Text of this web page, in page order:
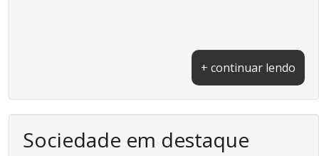
+ continuar lendo
Sociedade em destaque